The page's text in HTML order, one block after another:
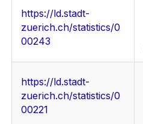
https://ld.stadt-
zuerich.ch/statistics/0
00243
https://ld.stadt-
zuerich.ch/statistics/0
00221